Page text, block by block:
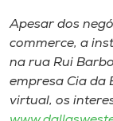
Apesar dos
commerce, a
na rua Rui
empresa Cia da
virtual, os